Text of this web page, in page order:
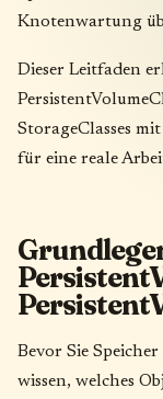
Knotenwartung
Dieser Leitfaden
StorageClasses
für eine reale
Bevor Sie
wissen, welches